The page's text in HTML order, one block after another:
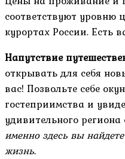
соответствуют уровню
курортах России. Есть
Напутствие
открывать для себя
вас! Позвольте себе
гостеприимства и
удивительного
именно здесь вы
жизнь.